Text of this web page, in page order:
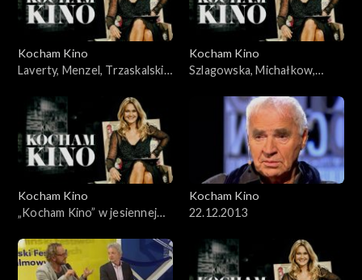
Kocham Kino
Laverty, Menzel, Trzaskalski,
Kocham Kino
Szlagowska, Michałkow,
Kocham Kino
„Kocham Kino” w jesiennej
Kocham Kino
22.12.2013